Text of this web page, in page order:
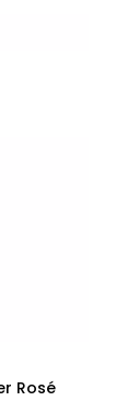
Rosé